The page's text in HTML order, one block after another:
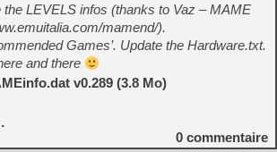
the LEVELS infos (thanks to Vaz – MAME
mamend/).
Games’. Update the Hardware.txt.
and there
v0.289 (3.8 Mo)
0 commentaire